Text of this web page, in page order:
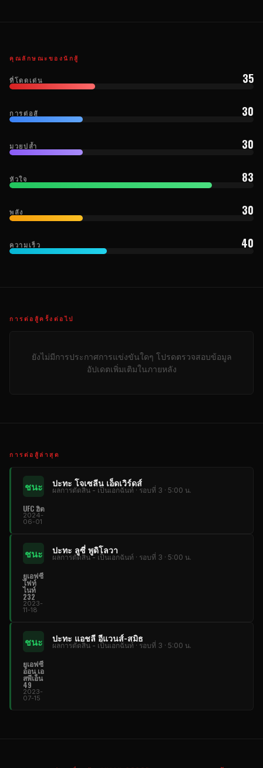
คุณลักษณะของนักสู้
ที่โดดเด่น 35
การต่อสู้ 30
มวยปล้ำ 30
หัวใจ 83
พลัง 30
ความเร็ว 40
การต่อสู้ครั้งต่อไป
ยังไม่มีการประกาศการแข่งขันใดๆ โปรดตรวจสอบข้อมูล
อัปเดตเพิ่มเติมในภายหลัง
การต่อสู้ล่าสุด
ชนะ ปะทะ โจเซลีน เอ็ดเวิร์ดส์
ผลการตัดสิน - เป็นเอกฉันท์ · รอบที่ 3 · 5:00 น.
UFC ฮิต
2024-
06-01
ชนะ ปะทะ ลูซี่ พูดิโลวา
ผลการตัดสิน - เป็นเอกฉันท์ · รอบที่ 3 · 5:00 น.
ยูเอฟซี
ไฟท์
ไนท์
232
2023-
11-18
ชนะ ปะทะ แอชลี อีแวนส์-สมิธ
ผลการตัดสิน - เป็นเอกฉันท์ · รอบที่ 3 · 5:00 น.
ยูเอฟซี
ออน เอ
สพีเอ็น
49
2023-
07-15